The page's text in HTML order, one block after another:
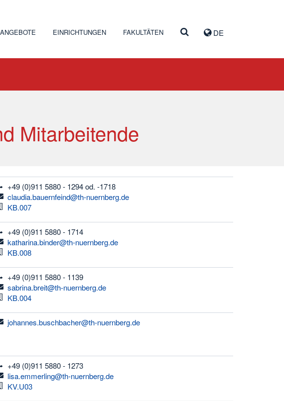
DE
EINRICHTUNGEN FAKULTÄTEN
Mitarbeitende
telefon
+49 (0)911 5880 - 1294 od. -1718
email
claudia.bauernfeind@th-nuernberg.de
Raum
KB.007
telefon
+49 (0)911 5880 - 1714
email
katharina.binder@th-nuernberg.de
Raum
KB.008
telefon
+49 (0)911 5880 - 1139
email
sabrina.breit@th-nuernberg.de
Raum
KB.004
email
johannes.buschbacher@th-nuernberg.de
telefon
+49 (0)911 5880 - 1273
email
lisa.emmerling@th-nuernberg.de
Raum
KV.U03